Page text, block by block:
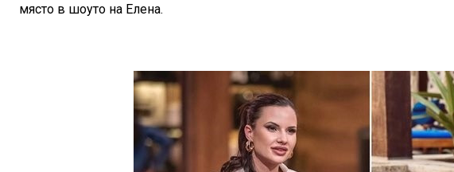
място в шоуто на Елена.